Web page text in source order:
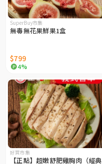
SuperBuy市集
無毒無花果鮮果1盒
$799
4%
好買市集
【正點】超嫩舒肥雞胸肉（經典